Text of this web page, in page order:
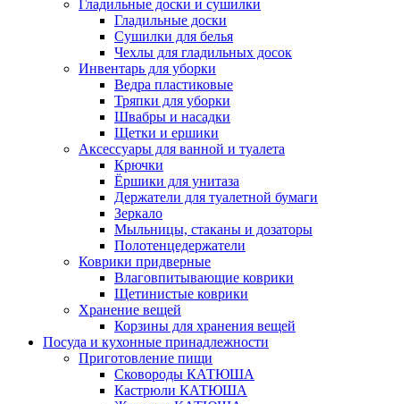
Гладильные доски и сушилки
Гладильные доски
Сушилки для белья
Чехлы для гладильных досок
Инвентарь для уборки
Ведра пластиковые
Тряпки для уборки
Швабры и насадки
Щетки и ершики
Аксессуары для ванной и туалета
Крючки
Ёршики для унитаза
Держатели для туалетной бумаги
Зеркало
Мыльницы, стаканы и дозаторы
Полотенцедержатели
Коврики придверные
Влаговпитывающие коврики
Щетинистые коврики
Хранение вещей
Корзины для хранения вещей
Посуда и кухонные принадлежности
Приготовление пищи
Сковороды КАТЮША
Кастрюли КАТЮША